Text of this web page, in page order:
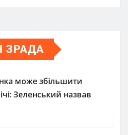
ЗРАДА
може збільшити
Зеленський назвав